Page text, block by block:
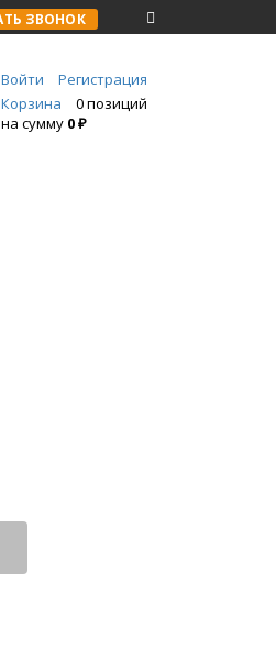
ЗВОНОК
Войти
Регистрация
Корзина
0 позиций
на сумму 0 ₽